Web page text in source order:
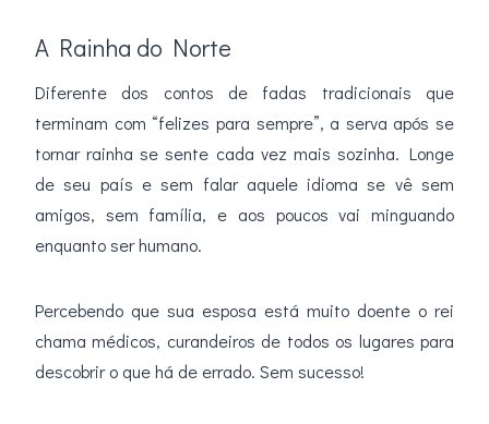
A Rainha do Norte
Diferente dos contos de fadas tradicionais que
terminam com “felizes para sempre”, a serva após se
tornar rainha se sente cada vez mais sozinha. Longe
de seu país e sem falar aquele idioma se vê sem
amigos, sem família, e aos poucos vai minguando
enquanto ser humano.
Percebendo que sua esposa está muito doente o rei
chama médicos, curandeiros de todos os lugares para
descobrir o que há de errado. Sem sucesso!